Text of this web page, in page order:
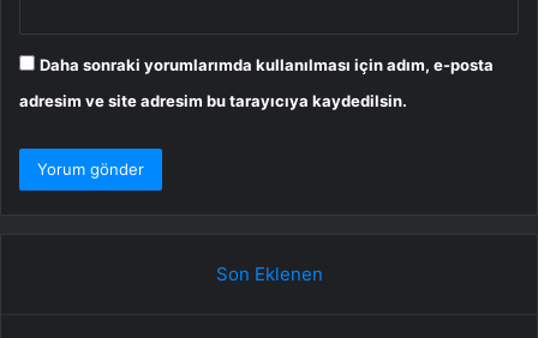
Daha sonraki yorumlarımda kullanılması için adım, e-posta
adresim ve site adresim bu tarayıcıya kaydedilsin.
Son Eklenen